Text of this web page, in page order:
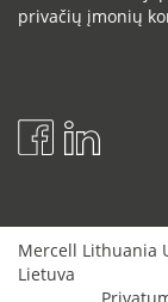
privačių įmonių
Mercell Lithuania
Lietuva